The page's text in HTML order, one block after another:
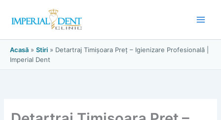
Acasă » Stiri » Detartraj Timișoara Preț – Igienizare Profesională |
Imperial Dent